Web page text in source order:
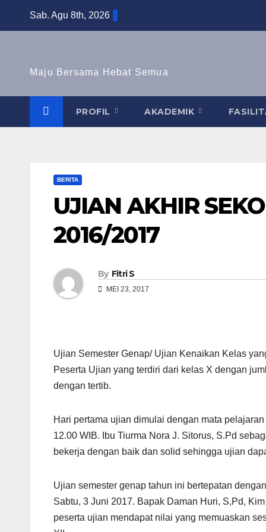
Sab. Agu 8th, 2026
Maju Bersama Hebat Semua
PROFIL AKADEMIK
BERITA
UJIAN AKHIR
2016/2017
By Fitri S
MEI 23, 2017
Ujian Semester Genap/ Ujian Kenaikan Kelas
Peserta Ujian yang terdiri dari kelas X dengan
dengan tertib.
Hari pertama ujian dimulai dengan mata
12.00 WIB. Ibu Tiurma Nora J. Sitorus, S.Pd
bekerja dengan baik dan solid sehingga ujian
Ujian semester genap tahun ini bertepatan
Sabtu, 3 Juni 2017. Bapak Daman Huri, S,Pd,
peserta ujian mendapat nilai yang memuaskan